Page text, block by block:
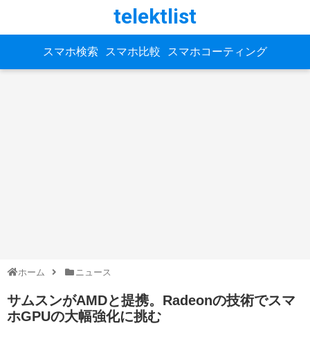
telektlist
スマホ検索 スマホ比較 スマホコーティング
ホーム ニュース
サムスンがAMDと提携。Radeonの技術でスマ
ホGPUの大幅強化に挑む